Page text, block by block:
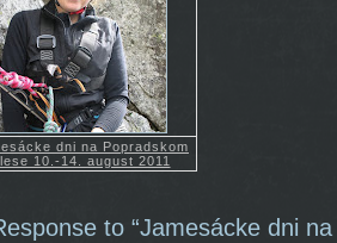
dni na Popradskom
10.-14. august 2011
to “Jamesácke dni